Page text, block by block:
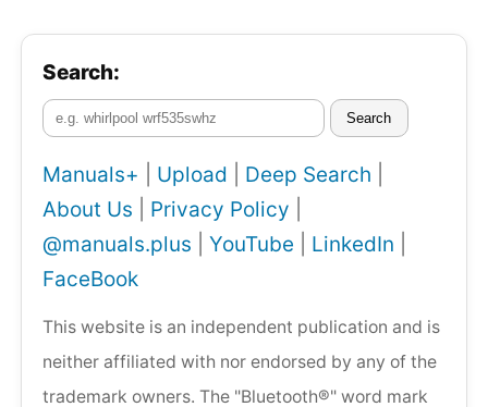
Search:
Search
Manuals+ Upload Deep Search
About Us
Privacy Policy
@manuals.plus
YouTube LinkedIn
FaceBook
This website is an independent publication and is
neither affiliated with nor endorsed by any of the
trademark owners. The "Bluetooth®" word mark